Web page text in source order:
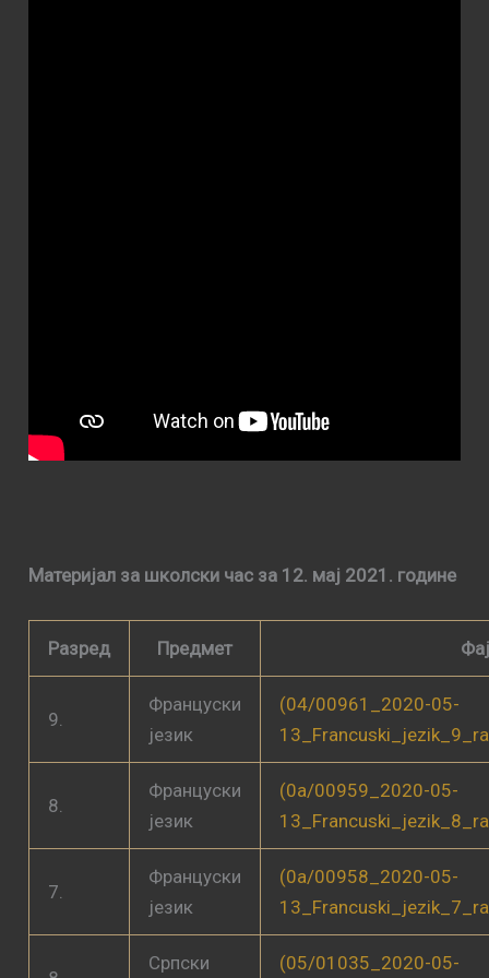
Материјал за школски час за 12. мај 2021. године
Разред Предмет
9.
Француски
језик
(04/00961_2020-05-
8.
Француски
језик
(0a/00959_2020-05-
7.
Француски
језик
(0a/00958_2020-05-
Српски (05/01035_2020-05-